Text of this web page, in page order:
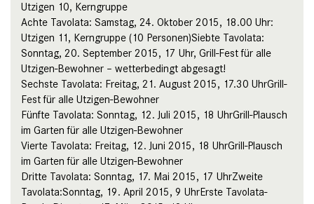
Utzigen 10, Kerngruppe
Achte Tavolata: Samstag, 24. Oktober 2015, 18.00 Uhr:
Utzigen 11, Kerngruppe (10 Personen)Siebte Tavolata:
Sonntag, 20. September 2015, 17 Uhr, Grill-Fest für alle
Utzigen-Bewohner – wetterbedingt abgesagt!
Sechste Tavolata: Freitag, 21. August 2015, 17.30 UhrGrill-
Fest für alle Utzigen-Bewohner
Fünfte Tavolata: Sonntag, 12. Juli 2015, 18 UhrGrill-Plausch
im Garten für alle Utzigen-Bewohner
Vierte Tavolata: Freitag, 12. Juni 2015, 18 UhrGrill-Plausch
im Garten für alle Utzigen-Bewohner
Dritte Tavolata: Sonntag, 17. Mai 2015, 17 UhrZweite
Tavolata:Sonntag, 19. April 2015, 9 UhrErste Tavolata-